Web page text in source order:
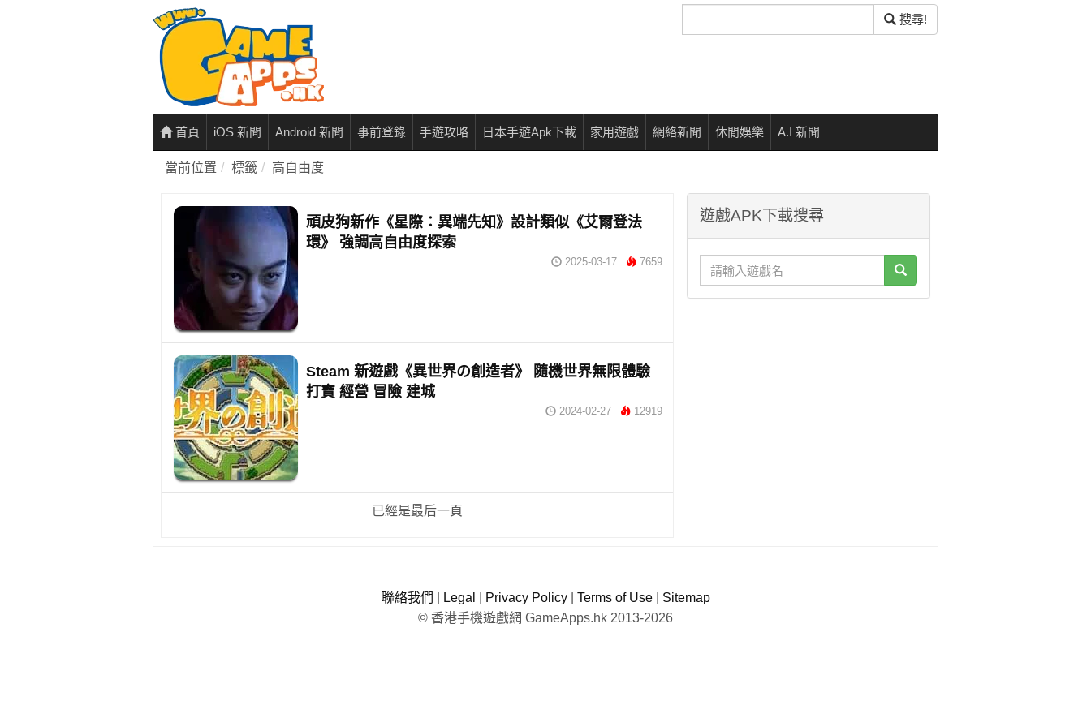
尋
搜尋!
首頁 iOS 新聞 Android 新聞 事前登錄 手遊攻略 日本手遊Apk下載 家用遊戲 網絡新聞 休閒娛樂 A.I 新聞
當前位置 標籤 高自由度
頑皮狗新作《星際：異端先知》設計類似《艾爾登法
環》 強調高自由度探索
2025-03-17 7659
Steam 新遊戲《異世界の創造者》 隨機世界無限體驗
打寶 經營 冒險 建城
2024-02-27 12919
已經是最后一頁
遊戲APK下載搜尋
聯絡我們 Legal Privacy Policy| Terms of Use| Sitemap
© 香港手機遊戲網 GameApps.hk 2013-2026